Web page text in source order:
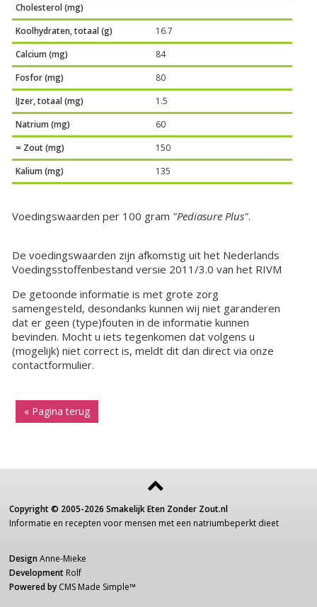
Cholesterol (mg)
Koolhydraten, totaal (g)
16.7
Calcium (mg)
84
Fosfor (mg)
80
IJzer, totaal (mg)
1.5
Natrium (mg)
60
= Zout (mg)
150
Kalium (mg)
135
Voedingswaarden per 100 gram "Pediasure Plus".
De voedingswaarden zijn afkomstig uit het Nederlands
Voedingsstoffenbestand versie 2011/3.0 van het RIVM
De getoonde informatie is met grote zorg
samengesteld, desondanks kunnen wij niet garanderen
dat er geen (type)fouten in de informatie kunnen
bevinden. Mocht u iets tegenkomen dat volgens u
(mogelijk) niet correct is, meldt dit dan direct via onze
contactformulier.
« Pagina terug
Copyright © 2005-2026 Smakelijk Eten Zonder Zout.nl
Informatie en recepten voor mensen met een natriumbeperkt dieet
Design Anne-Mieke
Development Rolf
Powered by CMS Made Simple™